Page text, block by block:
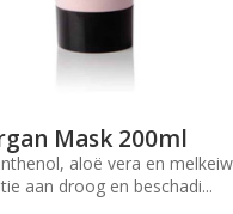
Mask 200ml
aloë vera en
aan droog en beschadi...